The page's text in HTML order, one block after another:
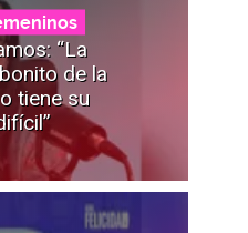
“La
de la
tiene su